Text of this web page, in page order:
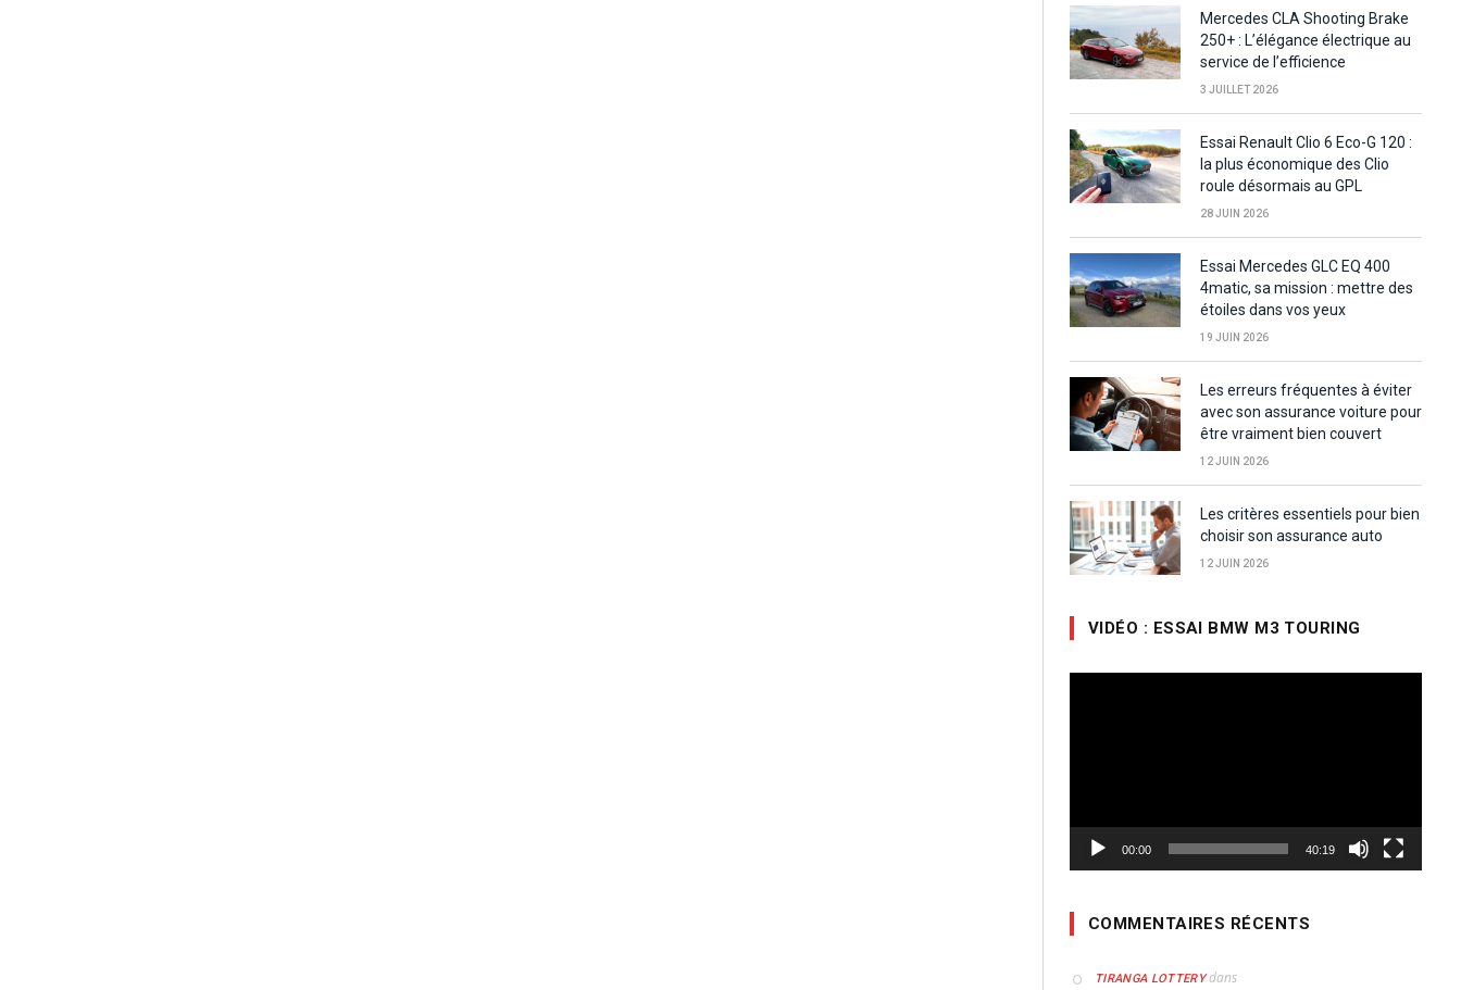
Mercedes CLA Shooting Brake
250+ : L’élégance électrique au
service de l’efficience
3 JUILLET 2026
Essai Renault Clio 6 Eco-G 120 :
la plus économique des Clio
roule désormais au GPL
28 JUIN 2026
Essai Mercedes GLC EQ 400
4matic, sa mission : mettre des
étoiles dans vos yeux
19 JUIN 2026
Les erreurs fréquentes à éviter
avec son assurance voiture pour
être vraiment bien couvert
12 JUIN 2026
Les critères essentiels pour bien
choisir son assurance auto
12 JUIN 2026
VIDÉO : ESSAI BMW M3 TOURING
00:00 40:19
COMMENTAIRES RÉCENTS
TIRANGA LOTTERYdans